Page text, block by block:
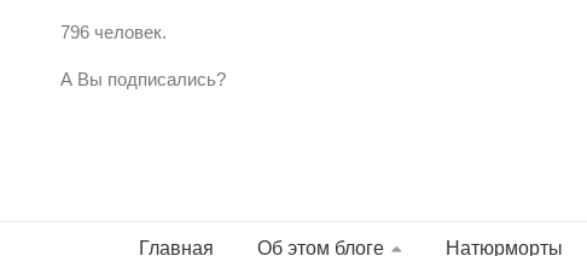
796 человек.
А Вы подписались?
Главная Об этом блоге Натюрморты